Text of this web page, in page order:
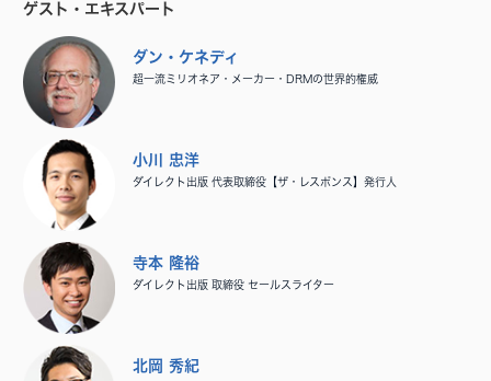
ゲスト・エキスパート
ダン・ケネディ
超一流ミリオネア・メーカー・DRMの世界的権威
小川 忠洋
ダイレクト出版 代表取締役【ザ・レスポンス】発行人
寺本 隆裕
ダイレクト出版 取締役 セールスライター
北岡 秀紀